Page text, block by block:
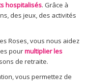
hospitalisés. Grâce à
des jeux, des activités
Roses, vous nous aidez
pourmultiplier les
de retraite.
vous permettez de